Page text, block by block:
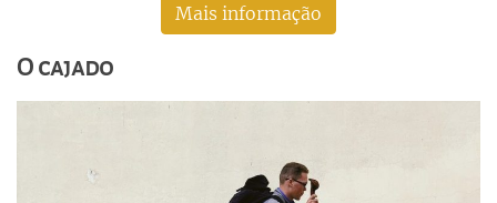
Mais informação
O cajado